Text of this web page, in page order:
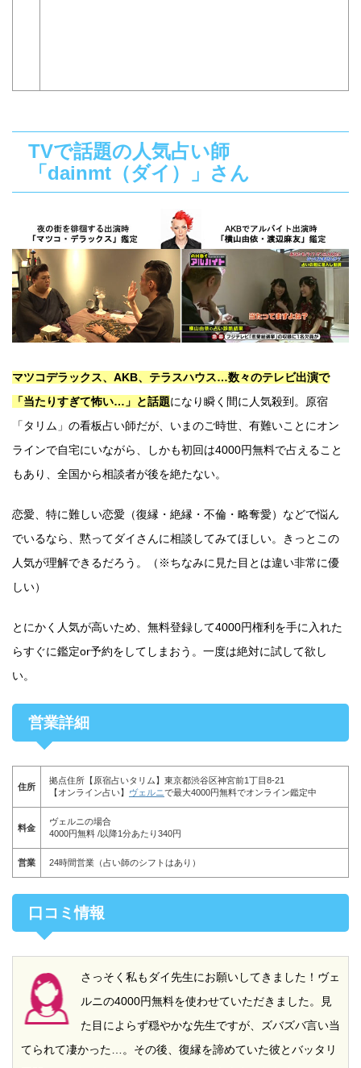
TVで話題の人気占い師
「dainmt（ダイ）」さん
マツコデラックス、AKB、テラスハウス…数々のテレビ出演で
「当たりすぎて怖い…」と話題になり瞬く間に人気殺到。原宿
「タリム」の看板占い師だが、いまのご時世、有難いことにオン
ラインで自宅にいながら、しかも初回は4000円無料で占えること
もあり、全国から相談者が後を絶たない。
恋愛、特に難しい恋愛（復縁・絶縁・不倫・略奪愛）などで悩ん
でいるなら、黙ってダイさんに相談してみてほしい。きっとこの
人気が理解できるだろう。（※ちなみに見た目とは違い非常に優
しい）
とにかく人気が高いため、無料登録して4000円権利を手に入れた
らすぐに鑑定or予約をしてしまおう。一度は絶対に試して欲し
い。
営業詳細
住所
拠点住所【原宿占いタリム】東京都渋谷区神宮前1丁目8-21
【オンライン占い】 ヴェルニで最大4000円無料でオンライン鑑定中
料金
ヴェルニの場合
4000円無料 /以降1分あたり340円
営業 24時間営業（占い師のシフトはあり）
口コミ情報
さっそく私もダイ先生にお願いしてきました！ヴェ
ルニの4000円無料を使わせていただきました。見
た目によらず穏やかな先生ですが、ズバズバ言い当
てられて凄かった…。その後、復縁を諦めていた彼とバッタリ